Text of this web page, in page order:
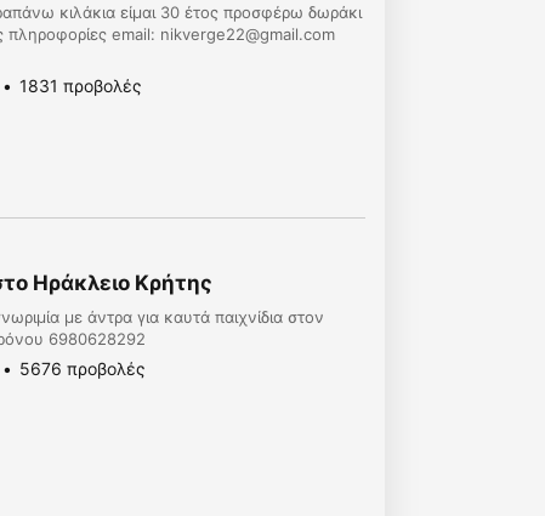
κιλάκια είμαι 30 έτος προσφέρω δωράκι
πληροφορίες email: nikverge22@gmail.com
1831 προβολές
Ηράκλειο Κρήτης
με άντρα για καυτά παιχνίδια στον
6980628292
5676 προβολές